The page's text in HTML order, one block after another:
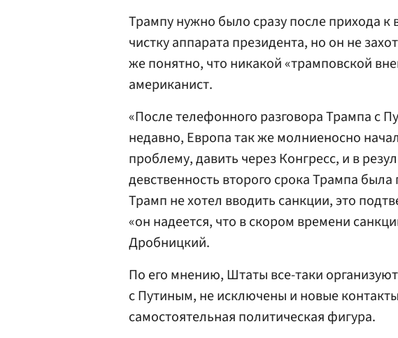
Трампу нужно было сразу после прихода к
чистку аппарата президента, но он не
же понятно, что никакой «трамповской
американист.
«После телефонного разговора Трампа с
недавно, Европа так же молниеносно
проблему, давить через Конгресс, и в
девственность второго срока Трампа
Трамп не хотел вводить санкции, это
«он надеется, что в скором времени
Дробницкий.
По его мнению, Штаты все-таки
с Путиным, не исключены и новые
самостоятельная политическая фигура.